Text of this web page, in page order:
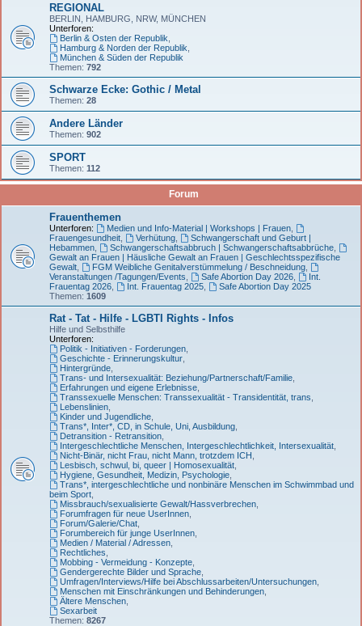
REGIONAL
BERLIN, HAMBURG, NRW, MÜNCHEN
Unterforen:
Berlin & Osten der Republik
Hamburg & Norden der Republik
München & Süden der Republik
Themen: 792
Schwarze Ecke: Gothic / Metal
Themen: 28
Andere Länder
Themen: 902
SPORT
Themen: 112
Forum
Frauenthemen
Unterforen: Medien und Info-Material | Workshops | Frauen,
Frauengesundheit
Verhütung,
Schwangerschaft und Geburt |
Hebammen
Schwangerschaftsabbruch | Schwangerschaftsabbrüche,
Gewalt an Frauen | Häusliche Gewalt an Frauen | Geschlechtsspezifische
Gewalt
FGM Weibliche Genitalverstümmelung / Beschneidung,
Veranstaltungen /Tagungen/Events
Safe Abortion Day 2026,
Int.
Frauentag 2026
Int. Frauentag 2025,
Safe Abortion Day 2025
Themen: 1609
Rat - Tat - Hilfe - LGBTI Rights - Infos
Hilfe und Selbsthilfe
Unterforen:
Politik - Initiativen - Forderungen,
Geschichte - Erinnerungskultur,
Hintergründe,
Trans- und Intersexualität: Beziehung/Partnerschaft/Familie,
Erfahrungen und eigene Erlebnisse,
Transsexuelle Menschen: Transsexualität - Transidentität, trans
Lebenslinien,
Kinder und Jugendliche,
Trans*, Inter*, CD, in Schule, Uni, Ausbildung,
Detransition - Retransition,
Intergeschlechtliche Menschen, Intergeschlechtlichkeit, Intersexualität,
Nicht-Binär, nicht Frau, nicht Mann, trotzdem ICH
Lesbisch, schwul, bi, queer | Homosexualität,
Hygiene, Gesundheit, Medizin, Psychologie,
Trans*, intergeschlechtliche und nonbinäre Menschen im Schwimmbad und
beim Sport
Missbrauch/sexualisierte Gewalt/Hassverbrechen,
Forumfragen für neue UserInnen,
Forum/Galerie/Chat,
Forumbereich für junge UserInnen,
Medien / Material / Adressen,
Rechtliches
Mobbing - Vermeidung - Konzepte,
Gendergerechte Bilder und Sprache,
Umfragen/Interviews/Hilfe bei Abschlussarbeiten/Untersuchungen,
Menschen mit Einschränkungen und Behinderungen,
Ältere Menschen,
Sexarbeit
Themen: 8267